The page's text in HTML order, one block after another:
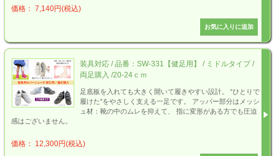
価格： 7,140円(税込)
装具対応 / 品番：SW-331【健足用】 / ミドルタイプ /
両足購入 /20-24ｃｍ
足底板を入れても大きく開いて履きやすい設計。 “ひとりで
履けた”をやさしく支える一足です。 アッパー部分はメッシ
ュ材：靴の中のムレを抑えて、 指に変形がある方でも圧迫
感はございません。
価格： 12,300円(税込)